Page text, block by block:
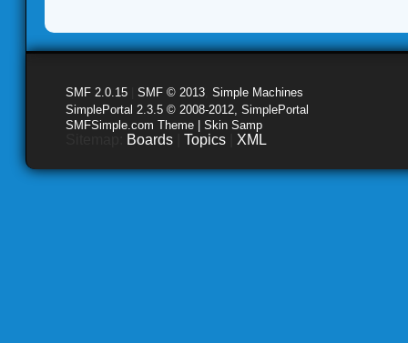
SMF 2.0.15 SMF © 2013 Simple Machines
SimplePortal 2.3.5 © 2008-2012, SimplePortal
SMFSimple.com Theme | Skin Samp
Boards Topics XML